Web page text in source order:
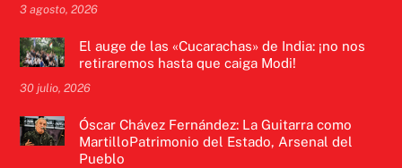
3 agosto, 2026
El auge de las «Cucarachas» de India: ¡no nos
retiraremos hasta que caiga Modi!
30 julio, 2026
Óscar Chávez Fernández: La Guitarra como
MartilloPatrimonio del Estado, Arsenal del
Pueblo